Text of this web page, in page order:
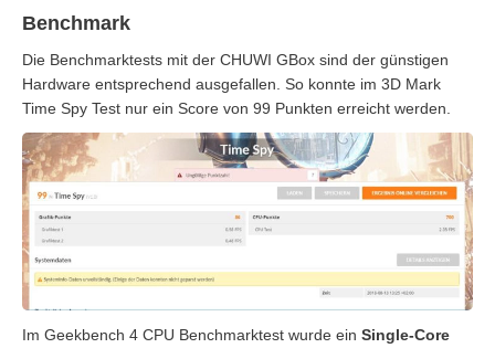
Benchmark
Die Benchmarktests mit der CHUWI GBox sind der günstigen
Hardware entsprechend ausgefallen. So konnte im 3D Mark
Time Spy Test nur ein Score von 99 Punkten erreicht werden.
Im Geekbench 4 CPU Benchmarktest wurde ein Single-Core